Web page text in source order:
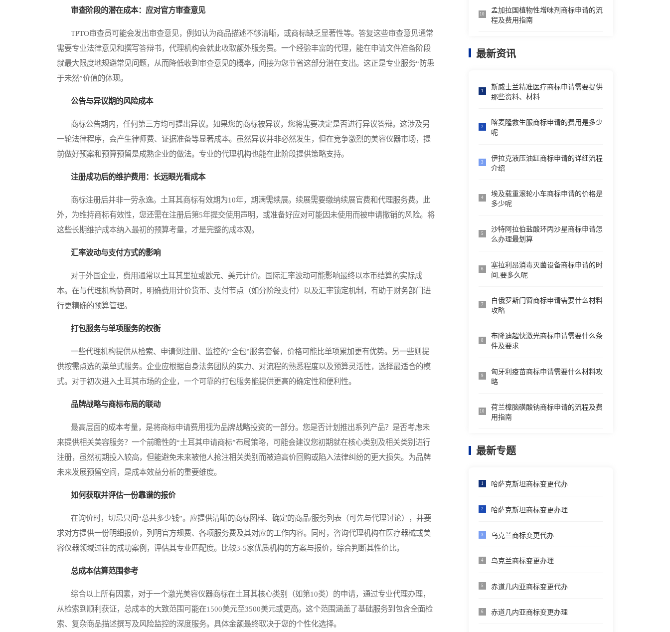
审查阶段的潜在成本：应对官方审查意见
TPTO审查员可能会发出审查意见，例如认为商品描述不够清晰，或商标缺乏显著性等。答复这些审查意见通常
需要专业法律意见和撰写答辩书，代理机构会就此收取额外服务费。一个经验丰富的代理，能在申请文件准备阶段
就最大限度地规避常见问题，从而降低收到审查意见的概率，间接为您节省这部分潜在支出。这正是专业服务“防患
于未然”价值的体现。
公告与异议期的风险成本
商标公告期内，任何第三方均可提出异议。如果您的商标被异议，您将需要决定是否进行异议答辩。这涉及另
一轮法律程序，会产生律师费、证据准备等显著成本。虽然异议并非必然发生，但在竞争激烈的美容仪器市场，提
前做好预案和预算预留是成熟企业的做法。专业的代理机构也能在此阶段提供策略支持。
注册成功后的维护费用：长远眼光看成本
商标注册后并非一劳永逸。土耳其商标有效期为10年，期满需续展。续展需要缴纳续展官费和代理服务费。此
外，为维持商标有效性，您还需在注册后第5年提交使用声明，或准备好应对可能因未使用而被申请撤销的风险。将
这些长期维护成本纳入最初的预算考量，才是完整的成本观。
汇率波动与支付方式的影响
对于外国企业，费用通常以土耳其里拉或欧元、美元计价。国际汇率波动可能影响最终以本币结算的实际成
本。在与代理机构协商时，明确费用计价货币、支付节点（如分阶段支付）以及汇率锁定机制，有助于财务部门进
行更精确的预算管理。
打包服务与单项服务的权衡
一些代理机构提供从检索、申请到注册、监控的“全包”服务套餐，价格可能比单项累加更有优势。另一些则提
供按需点选的菜单式服务。企业应根据自身法务团队的实力、对流程的熟悉程度以及预算灵活性，选择最适合的模
式。对于初次进入土耳其市场的企业，一个可靠的打包服务能提供更高的确定性和便利性。
品牌战略与商标布局的联动
最高层面的成本考量，是将商标申请费用视为品牌战略投资的一部分。您是否计划推出系列产品？是否考虑未
来提供相关美容服务？一个前瞻性的“土耳其申请商标”布局策略，可能会建议您初期就在核心类别及相关类别进行
注册，虽然初期投入较高，但能避免未来被他人抢注相关类别而被迫高价回购或陷入法律纠纷的更大损失。为品牌
未来发展预留空间，是成本效益分析的重要维度。
如何获取并评估一份靠谱的报价
在询价时，切忌只问“总共多少钱”。应提供清晰的商标图样、确定的商品/服务列表（可先与代理讨论），并要
求对方提供一份明细报价，列明官方规费、各项服务费及其对应的工作内容。同时，咨询代理机构在医疗器械或美
容仪器领域过往的成功案例，评估其专业匹配度。比较3-5家优质机构的方案与报价，综合判断其性价比。
总成本估算范围参考
综合以上所有因素，对于一个激光美容仪器商标在土耳其核心类别（如第10类）的申请，通过专业代理办理，
从检索到顺利获证，总成本的大致范围可能在1500美元至3500美元或更高。这个范围涵盖了基础服务到包含全面检
索、复杂商品描述撰写及风险监控的深度服务。具体金额最终取决于您的个性化选择。
10
孟加拉国植物性增味剂商标申请的流
程及费用指南
最新资讯
1
斯威士兰精准医疗商标申请需要提供
那些资料、材料
2
喀麦隆救生服商标申请的费用是多少
呢
3
伊拉克液压油缸商标申请的详细流程
介绍
4
埃及载重滚轮小车商标申请的价格是
多少呢
5
沙特阿拉伯盐酸环丙沙星商标申请怎
么办理最划算
6
塞拉利昂消毒灭菌设备商标申请的时
间,要多久呢
7
白俄罗斯门窗商标申请需要什么材料
攻略
8
布隆迪超快激光商标申请需要什么条
件及要求
9
匈牙利疫苗商标申请需要什么材料攻
略
10
荷兰樟脑磺酸钠商标申请的流程及费
用指南
最新专题
1 哈萨克斯坦商标变更代办
2 哈萨克斯坦商标变更办理
3 乌克兰商标变更代办
4 乌克兰商标变更办理
5 赤道几内亚商标变更代办
6 赤道几内亚商标变更办理